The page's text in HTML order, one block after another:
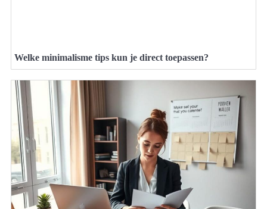
Welke minimalisme tips kun je direct toepassen?